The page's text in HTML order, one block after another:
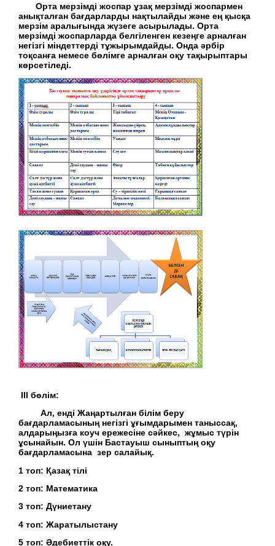
Орта мерзімді жоспар ұзақ мерзімді жоспармен
анықталған бағдарларды нақтылайды және ең қысқа
мерзім аралығында жүзеге асырылады. Орта
мерзімді жоспарларда белгіленген кезеңге арналған
негізгі міндеттерді тұжырымдайды. Онда әрбір
тоқсанға немесе бөлімге арналған оқу тақырыптары
көрсетіледі.
ІІІ бөлім:
Ал, енді Жаңартылған білім беру
бағдарламасының негізгі ұғымдарымен таныссақ,
алдарыңызға коуч ережесіне сәйкес, жұмыс түрін
ұсынайын. Ол үшін Бастауыш сыныптың оқу
бағдарламасына зер салайық.
1 топ: Қазақ тілі
2 топ: Математика
3 топ: Дүниетану
4 топ: Жаратылыстану
5 топ: Әдебиеттік оқу.